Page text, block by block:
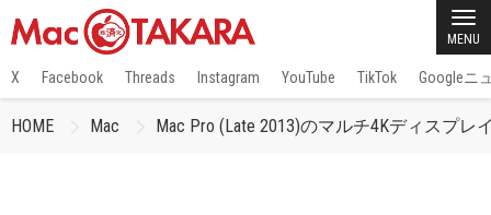
MENU
X Facebook Threads Instagram YouTube TikTok Googleニ
HOME Mac Mac Pro (Late 2013)のマルチ4Kディスプレ